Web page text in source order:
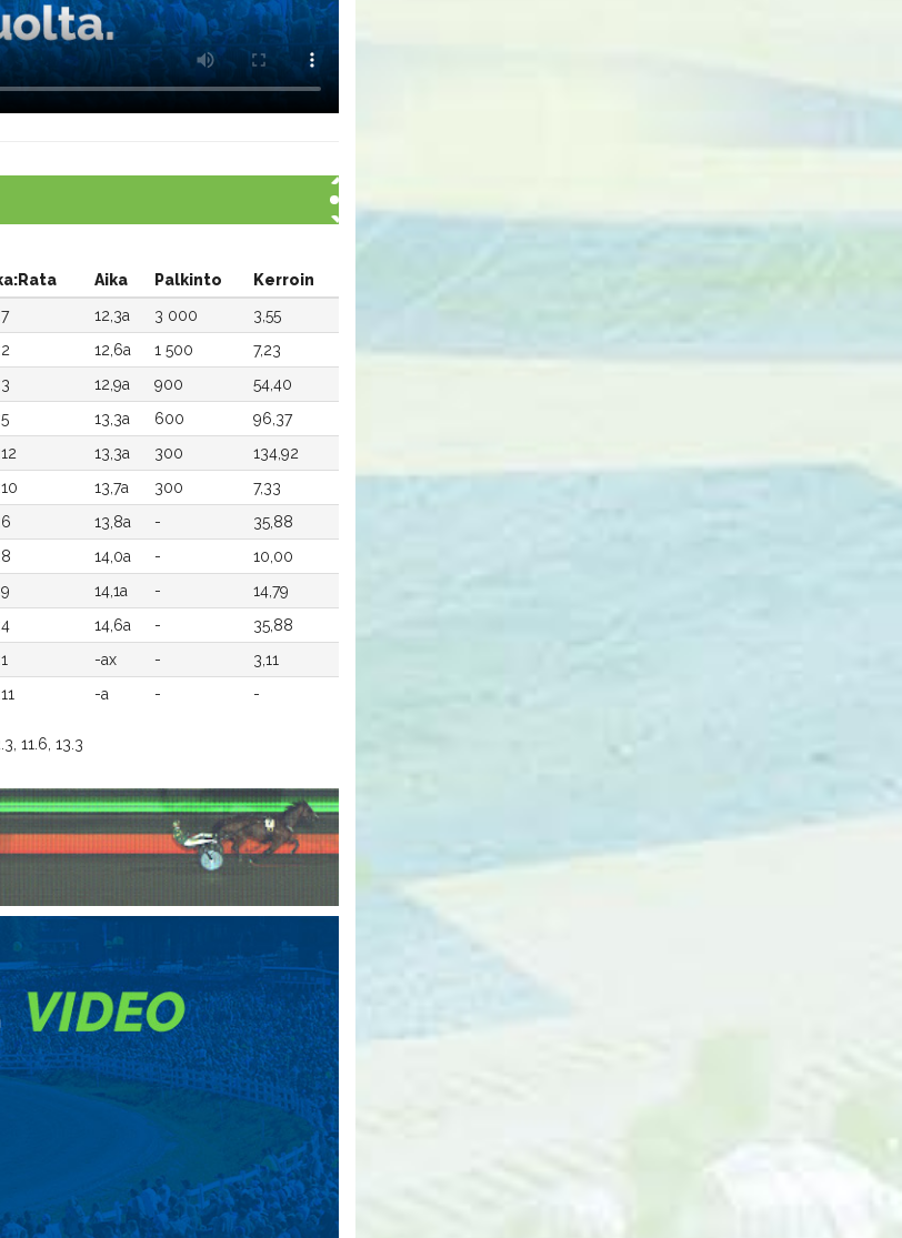
Aika Palkinto
Kerroin
12,3a 3 000
3,55
12,6a 1 500
7,23
12,9a 900
54,40
13,3a 600
96,37
13,3a 300
134,92
13,7a 300
7,33
13,8a -
35,88
14,0a -
10,00
14,1a -
14,79
14,6a -
35,88
-ax -
3,11
-a - -
11.6, 13.3